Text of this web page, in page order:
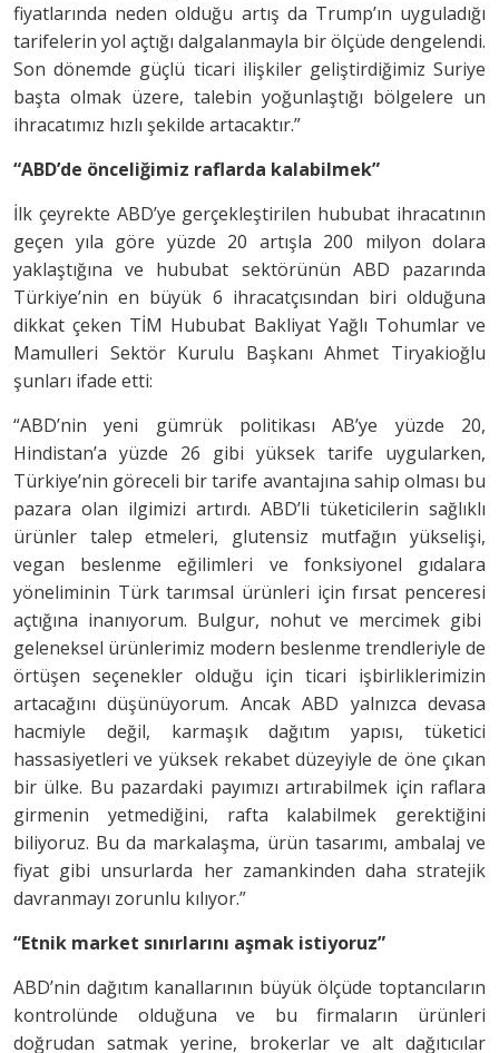
fiyatlarında neden olduğu artış da Trump’ın uyguladığı
tarifelerin yol açtığı dalgalanmayla bir ölçüde dengelendi.
Son dönemde güçlü ticari ilişkiler geliştirdiğimiz Suriye
başta olmak üzere, talebin yoğunlaştığı bölgelere un
ihracatımız hızlı şekilde artacaktır.”
“ABD’de önceliğimiz raflarda kalabilmek”
İlk çeyrekte ABD’ye gerçekleştirilen hububat ihracatının
geçen yıla göre yüzde 20 artışla 200 milyon dolara
yaklaştığına ve hububat sektörünün ABD pazarında
Türkiye’nin en büyük 6 ihracatçısından biri olduğuna
dikkat çeken TİM Hububat Bakliyat Yağlı Tohumlar ve
Mamulleri Sektör Kurulu Başkanı Ahmet Tiryakioğlu
şunları ifade etti:
“ABD’nin yeni gümrük politikası AB’ye yüzde 20,
Hindistan’a yüzde 26 gibi yüksek tarife uygularken,
Türkiye’nin göreceli bir tarife avantajına sahip olması bu
pazara olan ilgimizi artırdı. ABD’li tüketicilerin sağlıklı
ürünler talep etmeleri, glutensiz mutfağın yükselişi,
vegan beslenme eğilimleri ve fonksiyonel gıdalara
yöneliminin Türk tarımsal ürünleri için fırsat penceresi
açtığına inanıyorum. Bulgur, nohut ve mercimek gibi
geleneksel ürünlerimiz modern beslenme trendleriyle de
örtüşen seçenekler olduğu için ticari işbirliklerimizin
artacağını düşünüyorum. Ancak ABD yalnızca devasa
hacmiyle değil, karmaşık dağıtım yapısı, tüketici
hassasiyetleri ve yüksek rekabet düzeyiyle de öne çıkan
bir ülke. Bu pazardaki payımızı artırabilmek için raflara
girmenin yetmediğini, rafta kalabilmek gerektiğini
biliyoruz. Bu da markalaşma, ürün tasarımı, ambalaj ve
fiyat gibi unsurlarda her zamankinden daha stratejik
davranmayı zorunlu kılıyor.”
“Etnik market sınırlarını aşmak istiyoruz”
ABD’nin dağıtım kanallarının büyük ölçüde toptancıların
kontrolünde olduğuna ve bu firmaların ürünleri
doğrudan satmak yerine, brokerlar ve alt dağıtıcılar